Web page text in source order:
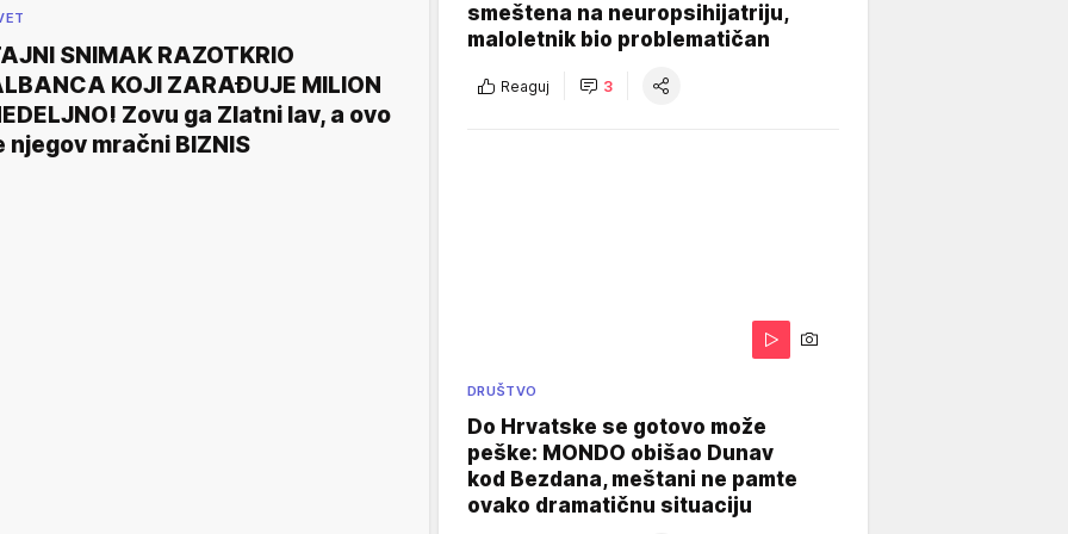
SNIMAK RAZOTKRIO
KOJI ZARAĐUJE MILION
Zovu ga Zlatni lav, a ovo
njegov mračni BIZNIS
smeštena na neuropsihijatriju,
maloletnik bio problematičan
Reaguj 3
DRUŠTVO
Do Hrvatske se gotovo može
peške: MONDO obišao Dunav
kod Bezdana, meštani ne pamte
ovako dramatičnu situaciju